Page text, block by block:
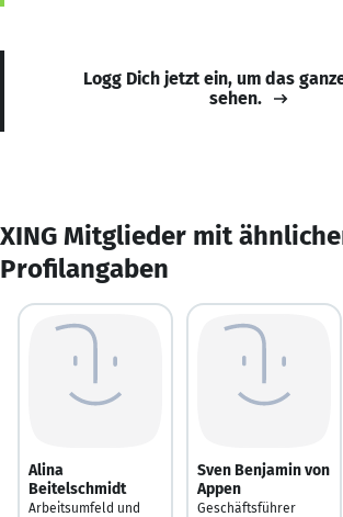
Logg Dich jetzt ein, um das
sehen.
XING Mitglieder mit
Profilangaben
Alina
Beitelschmidt
Arbeitsumfeld und
Sven Benjamin von
Appen
Geschäftsführer